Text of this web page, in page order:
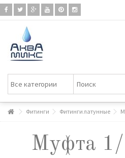
Фитинги Фитинги латунные
Муфта